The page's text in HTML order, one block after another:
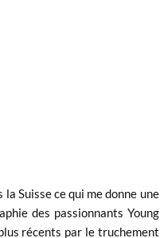
Suisse ce qui me donne une
des passionnants Young
récents par le truchement